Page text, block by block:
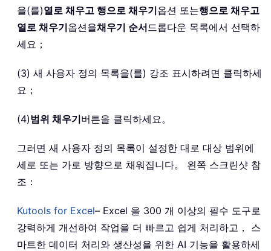
을(를)열로 채우고 행으로 채우기옵션 또는행으로 채우고
열로 채우기옵션을채우기 순서드롭다운 목록에서 선택하
세요；
(3) 새 사용자 정의 목록을(를) 강조 표시하려면 클릭하세
요；
(4)범위 채우기버튼을 클릭하세요。
그러면 새 사용자 정의 목록이 설정한 대로 대상 범위에
세로 또는 가로 방향으로 채워집니다。 왼쪽 스크린샷 참
조：
Kutools for Excel– Excel 을 300 개 이상의 필수 도구로
강력하게 개선하여 작업을 더 빠르고 쉽게 처리하고， 스
마트한 데이터 처리와 생산성을 위한 AI 기능을 활용하세